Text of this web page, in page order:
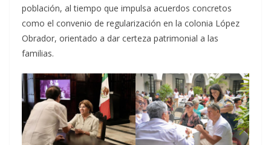
población, al tiempo que impulsa acuerdos concretos
como el convenio de regularización en la colonia López
Obrador, orientado a dar certeza patrimonial a las
familias.